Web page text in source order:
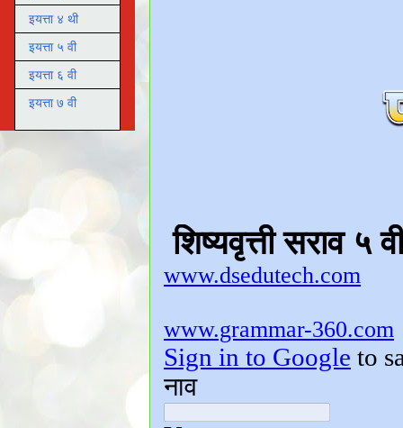
इयत्ता ४ थी
इयत्ता ५ वी
इयत्ता ६ वी
इयत्ता ७ वी